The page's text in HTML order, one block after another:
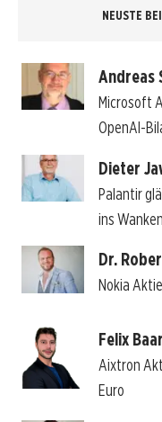
NEUSTE
Andreas
Microsoft
OpenAI-
Dieter
Palantir
ins Wanken
Dr.
Nokia
Felix
Aixtron
Euro